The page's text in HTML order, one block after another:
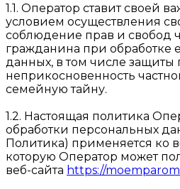
1.1. Оператор ставит своей
условием осуществления
соблюдение прав и свобод
гражданина при обработке
данных, в том числе защиты
неприкосновенность
семейную тайну.
1.2. Настоящая политика
обработки персональных
Политика) применяется ко
которую Оператор может
веб-сайта https://